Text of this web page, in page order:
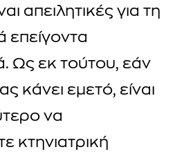
απειλητικές για τη
επείγοντα
Ως εκ τούτου, εάν
κάνει εμετό, είναι
να
κτηνιατρική